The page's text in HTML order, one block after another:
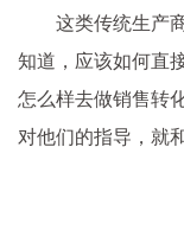
这类传统生产
知道，应该如何直
怎么样去做销售转
对他们的指导，就